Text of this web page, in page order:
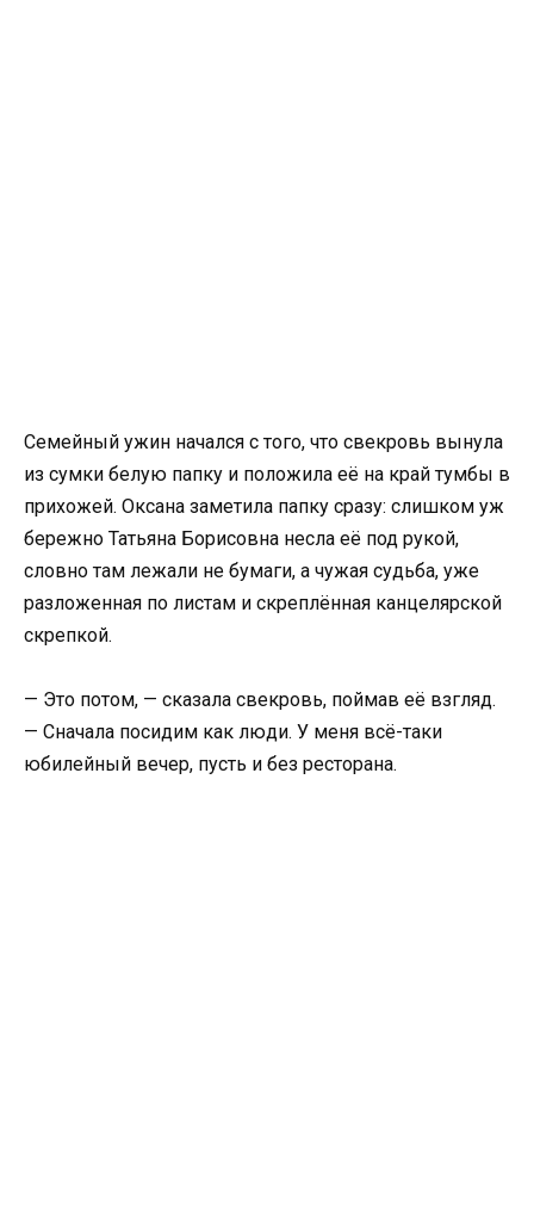
Семейный ужин начался с того, что свекровь вынула
из сумки белую папку и положила её на край тумбы в
прихожей. Оксана заметила папку сразу: слишком уж
бережно Татьяна Борисовна несла её под рукой,
словно там лежали не бумаги, а чужая судьба, уже
разложенная по листам и скреплённая канцелярской
скрепкой.
— Это потом, — сказала свекровь, поймав её взгляд.
— Сначала посидим как люди. У меня всё-таки
юбилейный вечер, пусть и без ресторана.